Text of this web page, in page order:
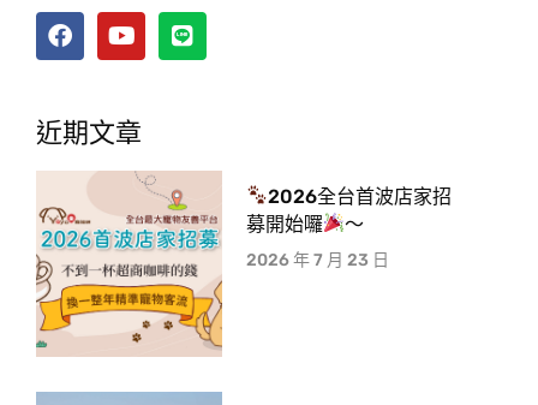
近期文章
2026全台首波店家招
募開始囉
～
2026 年 7 月 23 日